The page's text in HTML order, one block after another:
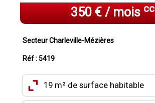
LOUER
GESTION
TRAVAUX
VENDU
350 € / moiscc
Secteur Charleville-Mézières
Réf : 5419
19 m² de surface habitable